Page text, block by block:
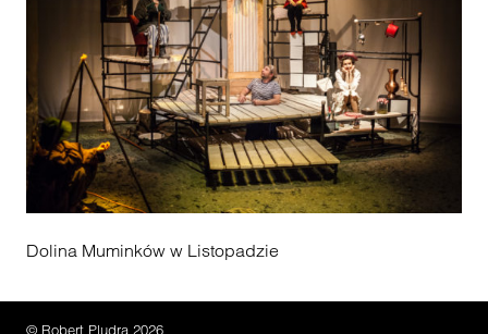
Dolina Muminków w Listopadzie
© Robert Pludra 2026